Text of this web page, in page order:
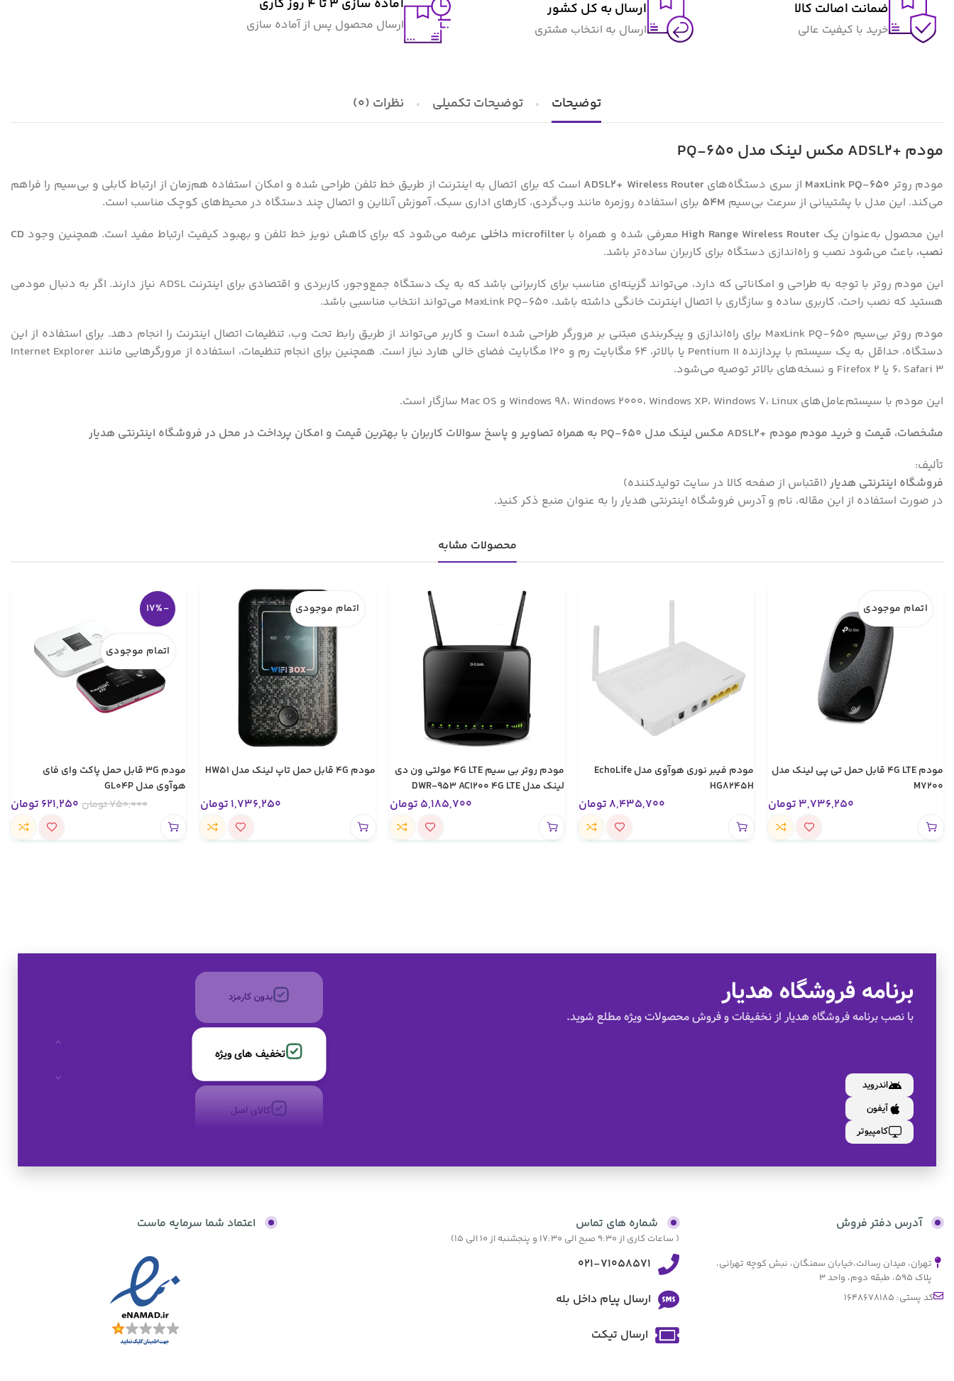
ضمانت اصالت کالا
خرید با کیفیت عالی
ارسال به کل کشور
ارسال به انتخاب مشتری
آماده سازی ۳ تا ۴ روز کاری
ارسال محصول پس از آماده سازی
توضیحات توضیحات تکمیلی نظرات (0)
مودم +ADSL2 مکس لینک مدل PQ-650
مودم روتر MaxLink PQ-650 از سری دستگاه‌های ADSL2+ Wireless Router است که برای اتصال به اینترنت از طریق خط تلفن طراحی شده و امکان استفاده هم‌زمان از ارتباط کابلی و بی‌سیم را فراهم
می‌کند. این مدل با پشتیبانی از سرعت بی‌سیم
54M
برای استفاده روزمره مانند وب‌گردی، کارهای اداری سبک، آموزش آنلاین و اتصال چند دستگاه در محیط‌های کوچک مناسب است.
این محصول به‌عنوان یکHigh Range Wireless Router معرفی شده و همراه باmicrofilter داخلی عرضه می‌شود که برای کاهش نویز خط تلفن و بهبود کیفیت ارتباط مفید است. همچنین وجود CD
نصب، باعث می‌شود نصب و راه‌اندازی دستگاه برای کاربران ساده‌تر باشد.
این مودم روتر با توجه به طراحی و امکاناتی که دارد، می‌تواند گزینه‌ای مناسب برای کاربرانی باشد که به یک دستگاه جمع‌وجور، کاربردی و اقتصادی برای اینترنت ADSL نیاز دارند. اگر به دنبال مودمی
هستید که نصب راحت، کاربری ساده و سازگاری با اتصال اینترنت خانگی داشته باشد، MaxLink PQ-650 می‌تواند انتخاب مناسبی باشد.
مودم روتر بی‌سیم MaxLink PQ-650 برای راه‌اندازی و پیکربندی مبتنی بر مرورگر طراحی شده است و کاربر می‌تواند از طریق رابط تحت وب، تنظیمات اتصال اینترنت را انجام دهد. برای استفاده از این
دستگاه، حداقل به یک سیستم با پردازنده Pentium II یا بالاتر، 64 مگابایت رم و 120 مگابایت فضای خالی هارد نیاز است. همچنین برای انجام تنظیمات، استفاده از مرورگرهایی مانند Internet Explorer
6، Safari 3 یا Firefox 2 و نسخه‌های بالاتر توصیه می‌شود.
این مودم با سیستم‌عامل‌های Windows 98، Windows 2000، Windows XP، Windows 7، Linux و Mac OS سازگار است.
مشخصات، قیمت و خرید مودم مودم +ADSL2 مکس لینک مدل PQ-650 به همراه تصاویر و پاسخ سوالات کاربران با بهترین قیمت و امکان پرداخت در محل در فروشگاه اینترنتی هدیار
تألیف:
فروشگاه اینترنتی هدیار (اقتباس از صفحه کالا در سایت تولیدکننده)
در صورت استفاده از این مقاله، نام و آدرس فروشگاه اینترنتی هدیار را به عنوان منبع ذکر کنید.
محصولات مشابه
اتمام موجودی
مودم 4G LTE قابل حمل تی پی لینک مدل
M7200
3,736,250 تومان
مودم فیبر نوری هوآوی مدل EchoLife
HG8245H
8,435,700 تومان
مودم روتر بی سیم 4G LTE مولتی ون دی
لینک مدل DWR-953 AC1200 4G LTE
5,185,700 تومان
اتمام موجودی
مودم 4G قابل حمل تاپ لینک مدل HW51
1,736,250 تومان
-17%
اتمام موجودی
مودم 3G قابل حمل پاکت وای فای
هوآوی مدل GL04P
750,000تومان 621,250 تومان
برنامه فروشگاه هدیار
با نصب برنامه فروشگاه هدیار از نخفیفات و فروش محصولات ویژه مطلع شوید.
اندروید
آیفون
کامپیوتر
تخفیف های ویژه
بدون کارمزد
تخفیف های ویژه
کالای اصل
به صورت اقساط
بدون کارمزد آدرس دفتر فروش
تهران، میدان رسالت،خیابان سمنگان، نبش کوچه تهرانی،
پلاک ۵۹۵، طبقه دوم، واحد ۳
کد پستی: 1648678185
شماره های تماس
( ساعات کاری از 9:30 صبح الی 17:30 و پنجشنبه از 10 الی 15)
021-71058571
ارسال پیام داخل بله
ارسال تیکت
اعتماد شما سرمایه ماست